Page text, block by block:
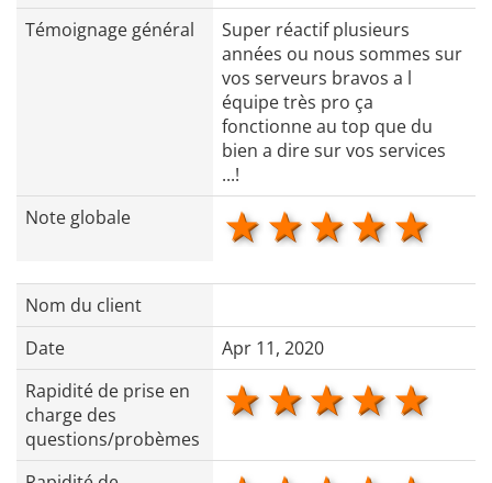
Témoignage général
Super réactif plusieurs
années ou nous sommes sur
vos serveurs bravos a l
équipe très pro ça
fonctionne au top que du
bien a dire sur vos services
...!
Note globale
4
3 stars
2 stars
1 star
Nom du client
Date
Apr 11, 2020
Rapidité de prise en
charge des
questions/probèmes
4
3 stars
2 stars
1 star